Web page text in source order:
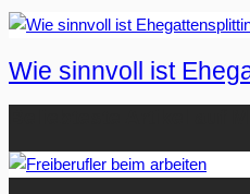
Wie sinnvoll ist